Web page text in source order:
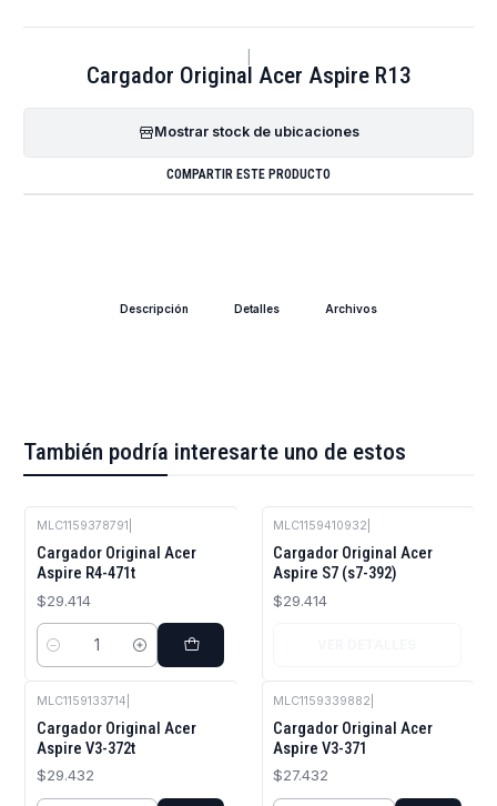
Cargador Original Acer Aspire R13
Mostrar stock de ubicaciones
COMPARTIR ESTE PRODUCTO
Descripción Detalles Archivos
También podría interesarte uno de estos
MLC1159378791
Cargador Original Acer
Aspire R4-471t
$29.414
Cantidad
MLC1159410932
Cargador Original Acer
Aspire S7 (s7-392)
$29.414
MLC1159133714
Cargador Original Acer
Aspire V3-372t
$29.432
MLC1159339882
Cargador Original Acer
Aspire V3-371
$27.432